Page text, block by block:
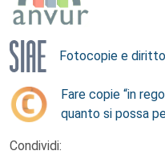
Fotocopie e
Fare copie “in
quanto si possa
Condividi: